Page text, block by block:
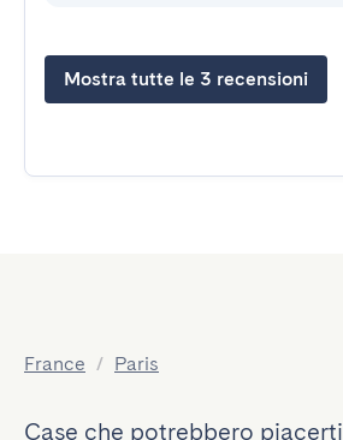
Mostra tutte le 3 recensioni
France / Paris
Case che potrebbero piacerti